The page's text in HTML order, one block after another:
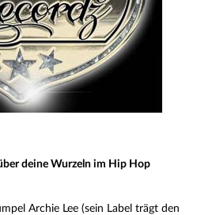
deine Wurzeln im Hip Hop
Archie Lee (sein Label trägt den